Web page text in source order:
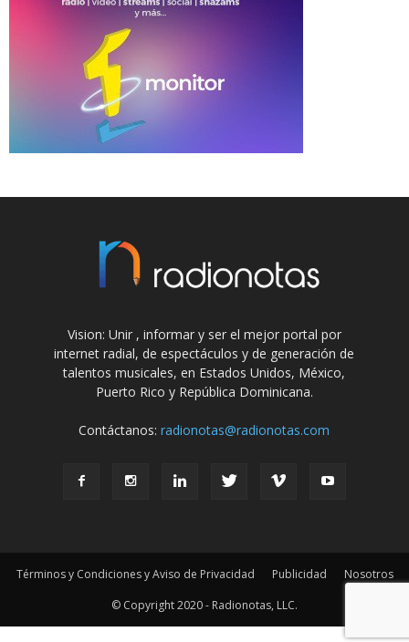
Vision: Unir , informar y ser el mejor portal por
internet radial, de espectáculos y de generación de
talentos musicales, en Estados Unidos, México,
Puerto Rico y República Dominicana.
Contáctanos:radionotas@radionotas.com
Términos y Condiciones y Aviso de Privacidad Publicidad
Nosotros
© Copyright 2020 - Radionotas, LLC.